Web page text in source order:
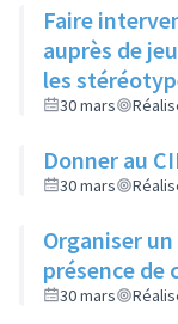
Faire
auprès de
les
30 mars
Donner au
30 mars
Organiser
présence de
30 mars